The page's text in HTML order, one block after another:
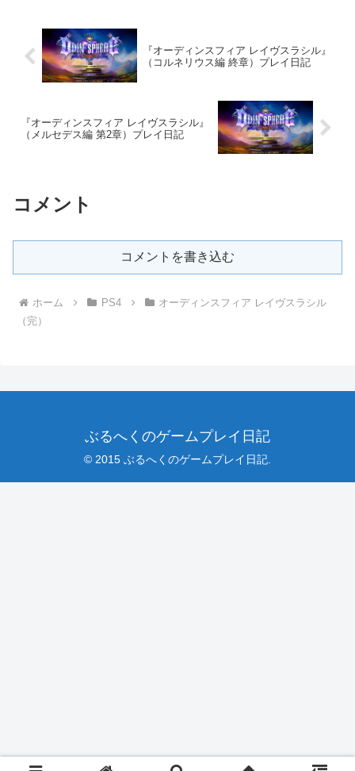
『オーディンスフィア レイヴスラシル』
（コルネリウス編 終章）プレイ日記
『オーディンスフィア レイヴスラシル』
（メルセデス編 第2章）プレイ日記
コメント
コメントを書き込む
ホーム PS4
オーディンスフィア レイヴスラシル
（完）
ぶるへくのゲームプレイ日記
© 2015 ぶるへくのゲームプレイ日記.